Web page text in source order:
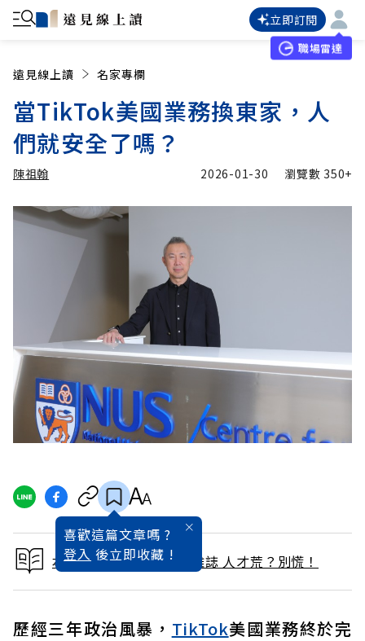
立即訂閱
職場雷達
遠見線上讀 名家專欄
當TikTok美國業務換東家，人
們就安全了嗎？
陳祖翰
陳祖翰
2026-01-30 瀏覽數 350+
喜歡這篇文章嗎 ?
登入 後立即收藏 !
本文出自 2026 / 2月號雜誌 人才荒？別慌！
歷經三年政治風暴， TikTok美國業務終於完